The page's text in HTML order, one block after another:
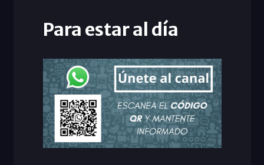
Para estar al día